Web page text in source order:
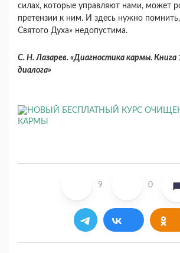
силах, которые управляют нами, может
претензии к ним. И здесь нужно помнить,
Святого Духа» недопустима.
С. Н. Лазарев. «Диагностика кармы.
диалога»
9 0